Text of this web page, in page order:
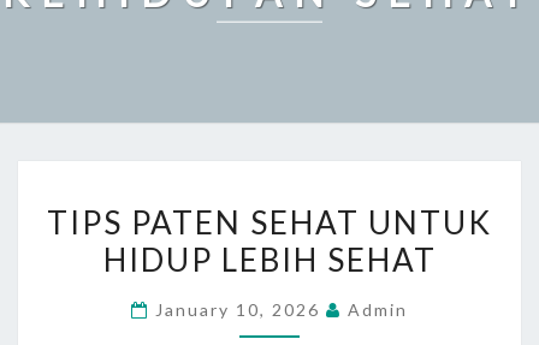
PATEN
SEHAT
HIDUP
TIPS PATEN SEHAT UNTUK
HIDUP LEBIH SEHAT
January 10, 2026 Admin